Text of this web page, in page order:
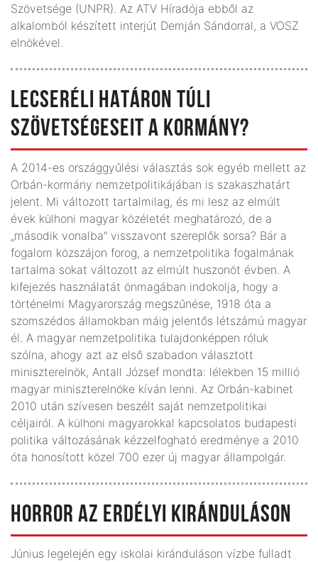
Szövetsége (UNPR). Az ATV Híradója ebből az
alkalomból készített interjút Demján Sándorral, a VOSZ
elnökével.
LECSERÉLI HATÁRON TÚLI
SZÖVETSÉGESEIT A KORMÁNY?
A 2014-es országgyűlési választás sok egyéb mellett az
Orbán-kormány nemzetpolitikájában is szakaszhatárt
jelent. Mi változott tartalmilag, és mi lesz az elmúlt
évek külhoni magyar közéletét meghatározó, de a
„második vonalba” visszavont szereplők sorsa? Bár a
fogalom közszájon forog, a nemzetpolitika fogalmának
tartalma sokat változott az elmúlt huszonöt évben. A
kifejezés használatát önmagában indokolja, hogy a
történelmi Magyarország megszűnése, 1918 óta a
szomszédos államokban máig jelentős létszámú magyar
él. A magyar nemzetpolitika tulajdonképpen róluk
szólna, ahogy azt az első szabadon választott
miniszterelnök, Antall József mondta: lélekben 15 millió
magyar miniszterelnöke kíván lenni. Az Orbán-kabinet
2010 után szívesen beszélt saját nemzetpolitikai
céljairól. A külhoni magyarokkal kapcsolatos budapesti
politika változásának kézzelfogható eredménye a 2010
óta honosított közel 700 ezer új magyar állampolgár.
HORROR AZ ERDÉLYI KIRÁNDULÁSON
Június legelején egy iskolai kiránduláson vízbe fulladt